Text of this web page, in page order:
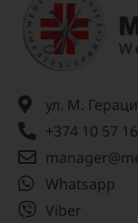
ул. М.
+374 10 57
Whatsapp
Viber